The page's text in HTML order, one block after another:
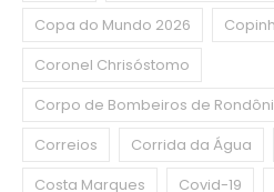
Copa do Mundo 2026
Coronel Chrisóstomo
Corpo de Bombeiros de
Correios
Corrida da Água
Costa Marques
Covid-19